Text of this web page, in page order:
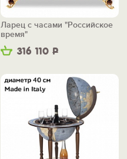
316 110 Р
Ларец с часами "Российское
время"